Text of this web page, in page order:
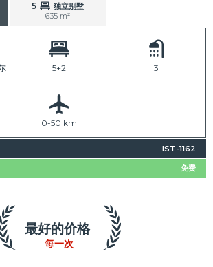
5
独立别墅
635 m²
5+2 3
0-50 km
IST-1162
免费
每一次
最好的价格